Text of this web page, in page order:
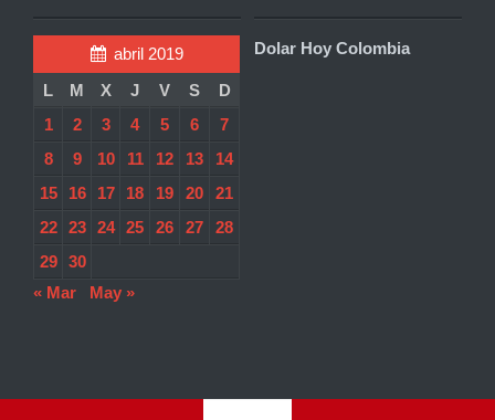
abril 2019
L
M X J V S
D
1
2 3 4 5 6
7
8
9 10 11 12 13
14
15
16 17 18 19 20
21
22
23 24 25 26 27
28
29
30
« Mar
May »
Dolar Hoy Colombia